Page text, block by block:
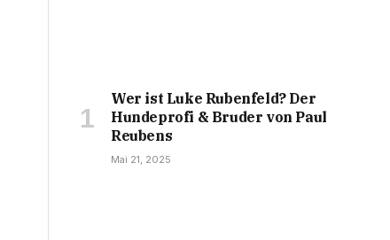
Wer ist Luke Rubenfeld? Der
Hundeprofi & Bruder von Paul
Reubens
Mai 21, 2025